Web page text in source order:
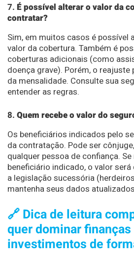
7. É possível alterar o valor da
contratar?
Sim, em muitos casos é possível
valor da cobertura. Também é
coberturas adicionais (como
doença grave). Porém, o
da mensalidade. Consulte sua
entender as regras.
8. Quem recebe o valor do
Os beneficiários indicados pelo
da contratação. Pode ser
qualquer pessoa de confiança.
beneficiário indicado, o valor
a legislação sucessória
mantenha seus dados
🔗 Dica de leitura
quer dominar finanças
investimentos de